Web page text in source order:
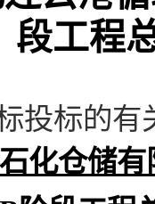
段工程
投标的有
化仓储有